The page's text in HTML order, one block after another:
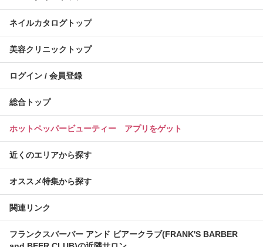
ネイルカタログトップ
美容クリニックトップ
ログイン / 会員登録
総合トップ
ホットペッパービューティー アプリをゲット
近くのエリアから探す
オススメ特集から探す
関連リンク
フランクスバーバー アンド ビアークラブ(FRANK'S BARBER